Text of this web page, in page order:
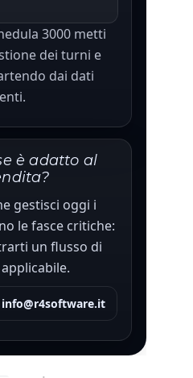
3000 metti
dei turni e
dai dati
è adatto al
gestisci oggi i
le fasce critiche:
un flusso di
info@r4software.it